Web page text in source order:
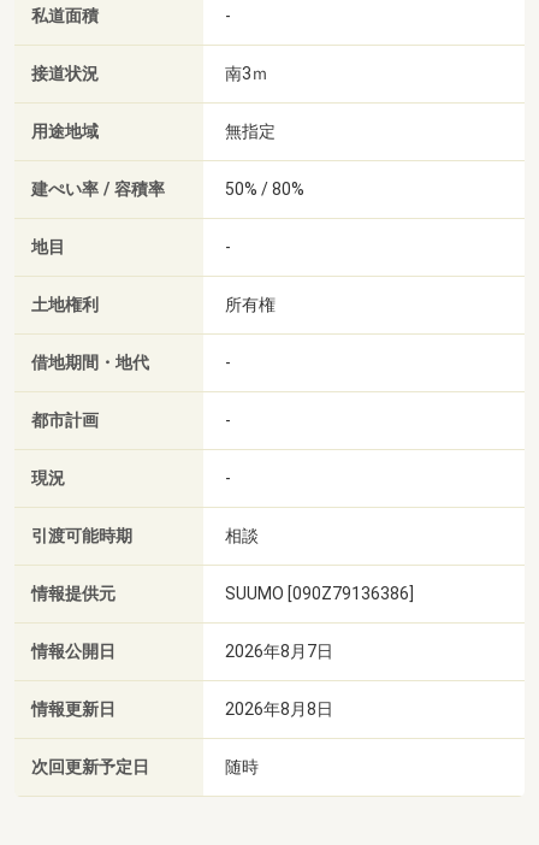
私道面積 -
接道状況 南3ｍ
用途地域 無指定
建ぺい率 / 容積率 50% / 80%
地目 -
土地権利 所有権
借地期間・地代 -
都市計画 -
現況 -
引渡可能時期 相談
情報提供元 SUUMO [090Z79136386]
情報公開日 2026年8月7日
情報更新日 2026年8月8日
次回更新予定日 随時